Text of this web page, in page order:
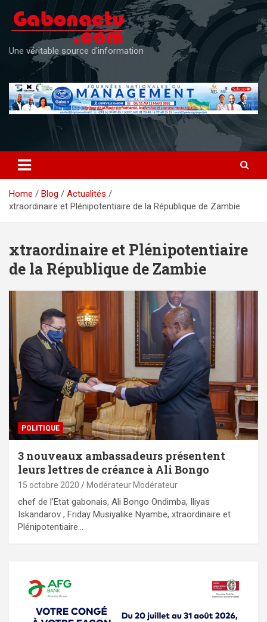
content
Une véritable source d'information
Home Blog
Actualités
xtraordinaire et Plénipotentiaire de la République de Zambie
xtraordinaire et Plénipotentiaire
de la République de Zambie
POLITIQUE
3 nouveaux ambassadeurs présentent
leurs lettres de créance à Ali Bongo
15 octobre 2020 Modérateur Modérateur
chef de l’Etat gabonais, Ali Bongo Ondimba, Iliyas
Iskandarov , Friday Musiyalike Nyambe, xtraordinaire et
Plénipotentiaire…